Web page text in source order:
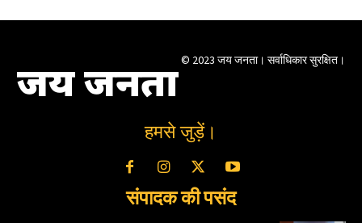
जय जनता © 2023 जय जनता। सर्वाधिकार सुरक्षित।
हमसे जुड़ें।
संपादक की पसंद